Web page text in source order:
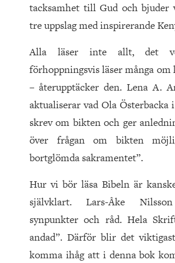
tacksamhet till Gud och bjuder
tre uppslag med inspirerande
Alla läser inte allt, det
förhoppningsvis läser många om
– återupptäcker den. Lena A.
aktualiserar vad Ola
skrev om bikten och ger
över frågan om bikten
bortglömda sakramentet”.
Hur vi bör läsa Bibeln är
självklart. Lars-Åke
synpunkter och råd. Hela
andad”. Därför blir det
komma ihåg att i denna bok